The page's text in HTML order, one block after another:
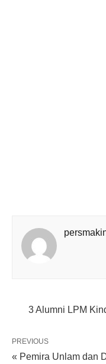
3 Alumni LPM
PREVIOUS
« Pemira Unlam dan